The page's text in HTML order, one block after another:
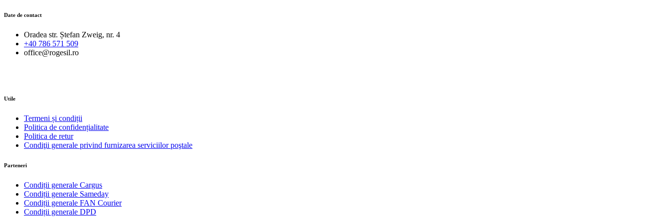
Date de contact
Oradea str. Ștefan Zweig, nr. 4
+40 786 571 509
office@rogesil.ro
Utile
Termeni și condiții
Politica de confidențialitate
Politica de retur
Condiţii generale privind furnizarea serviciilor poştale
Parteneri
Condiții generale Cargus
Condiții generale Sameday
Condiții generale FAN Courier
Condiții generale DPD